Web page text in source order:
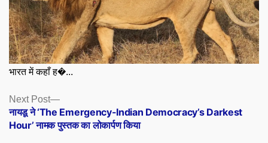
भारत में कहाँ ह�...
Posts
navigation
Next Post
Next
post:
नायडू ने ‘The Emergency-Indian Democracy’s Darkest
Hour’ नामक पुस्तक का लोकार्पण किया